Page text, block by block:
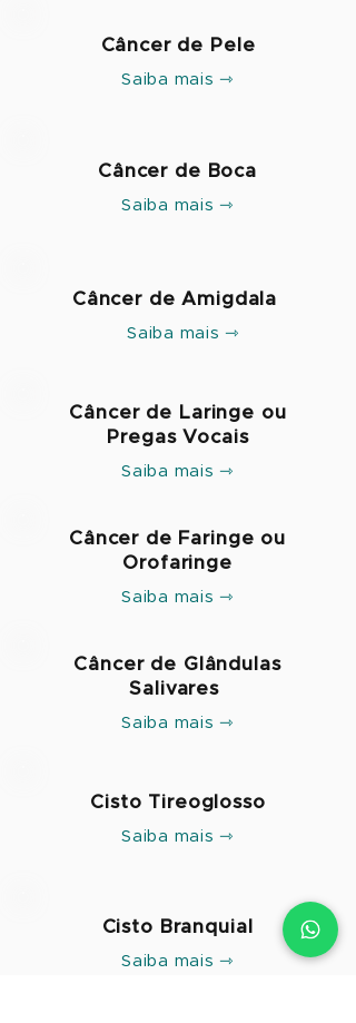
Câncer de Pele
Saiba mais ⇾
Câncer de Boca
Saiba mais ⇾
Câncer de Amigdala
Saiba mais ⇾
Câncer de Laringe ou
Pregas Vocais
Saiba mais ⇾
Câncer de Faringe ou
Orofaringe
Saiba mais ⇾
Câncer de G lândulas
Salivares
Saiba mais ⇾
Cisto Tireoglosso
Saiba mais ⇾
Cisto Branquial
Saiba mais ⇾